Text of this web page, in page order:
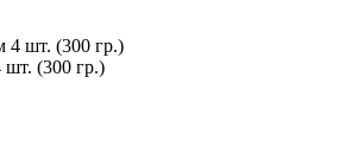
(300 гр.)